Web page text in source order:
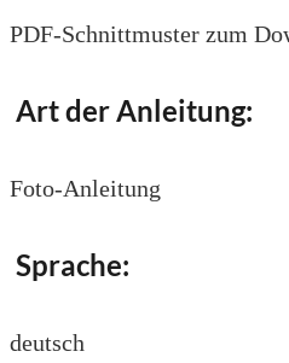
PDF-Schnittmuster zum
Art der Anleitung:
Foto-Anleitung
Sprache:
deutsch